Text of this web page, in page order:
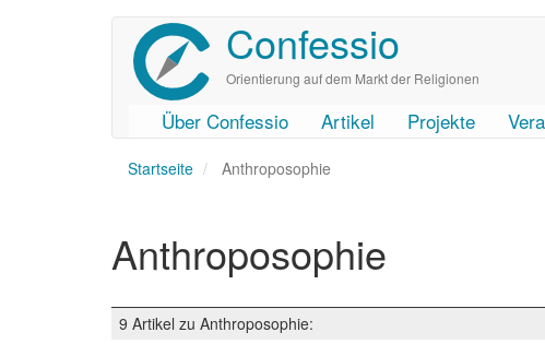
Confessio
Orientierung auf dem Markt der Religionen
User
account
Main
navigation
Über Confessio Artikel Projekte
Startseite Anthroposophie
Anthroposophie
9 Artikel zu Anthroposophie: